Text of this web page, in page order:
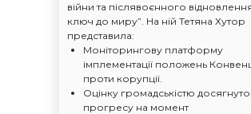
війни та післявоєнного
ключ до миру”. На ній Тетяна Хутор
представила:
Моніторингову платформу
імплементації положень
проти корупції.
Оцінку громадськістю
прогресу на момент